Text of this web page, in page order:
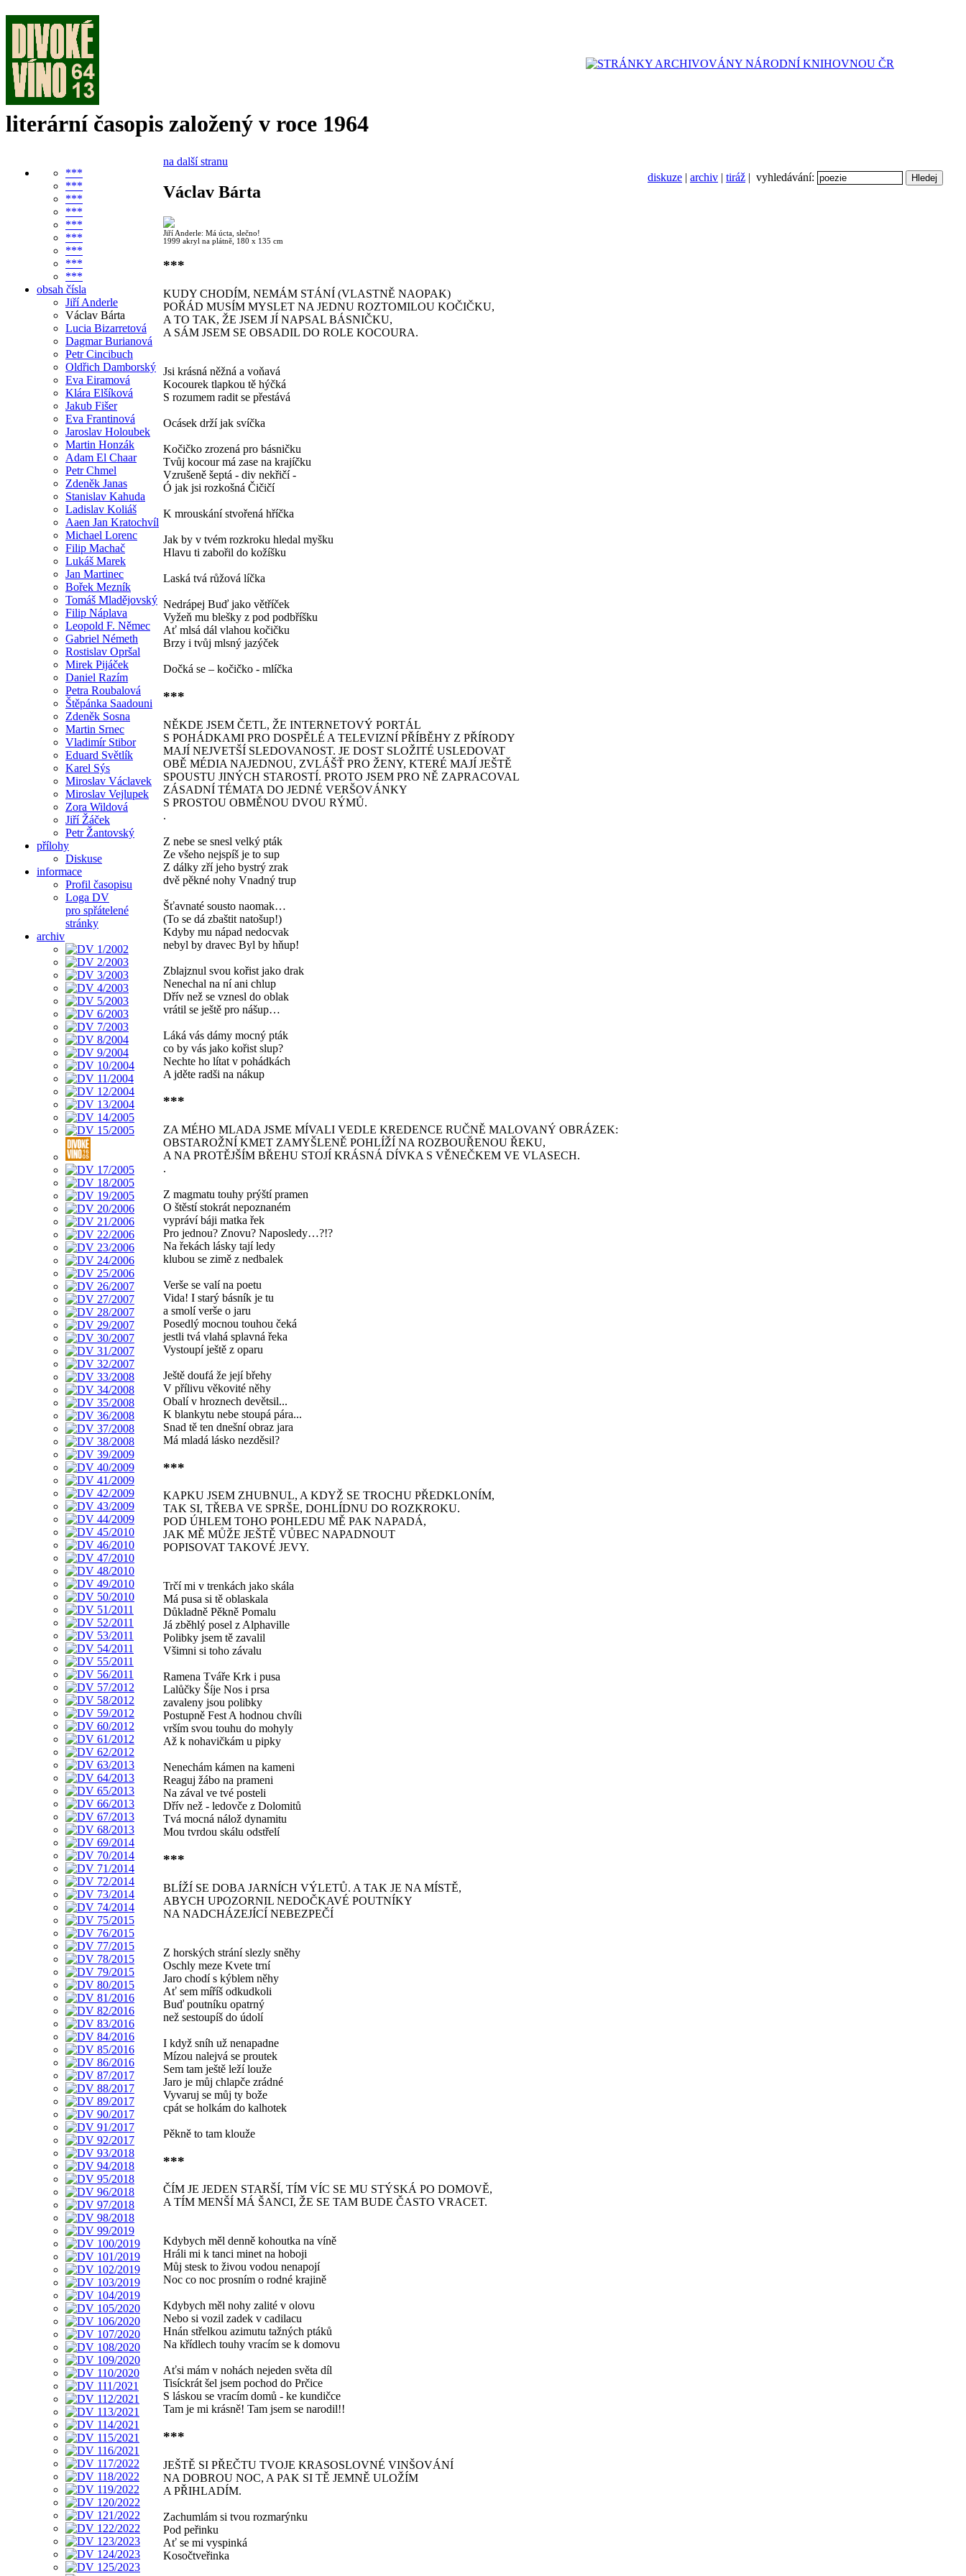
literární časopis založený v roce 1964
diskuze | archiv | tiráž | vyhledávání:
***
***
***
***
***
***
***
***
***
obsah čísla
Jiří Anderle
Václav Bárta
Lucia Bizarretová
Dagmar Burianová
Petr Cincibuch
Oldřich Damborský
Eva Eiramová
Klára Elšíková
Jakub Fišer
Eva Frantinová
Jaroslav Holoubek
Martin Honzák
Adam El Chaar
Petr Chmel
Zdeněk Janas
Stanislav Kahuda
Ladislav Koliáš
Aaen Jan Kratochvíl
Michael Lorenc
Filip Machač
Lukáš Marek
Jan Martinec
Bořek Mezník
Tomáš Mladějovský
Filip Náplava
Leopold F. Němec
Gabriel Németh
Rostislav Opršal
Mirek Pijáček
Daniel Razím
Petra Roubalová
Štěpánka Saadouni
Zdeněk Sosna
Martin Srnec
Vladimír Stibor
Eduard Světlík
Karel Sýs
Miroslav Václavek
Miroslav Vejlupek
Zora Wildová
Jiří Žáček
Petr Žantovský
přílohy
Diskuse
informace
Profil časopisu
Loga DV
pro spřátelené
stránky
archiv
na další stranu
Václav Bárta
Jiří Anderle: Má úcta, slečno!
1999 akryl na plátně, 180 x 135 cm
***
KUDY CHODÍM, NEMÁM STÁNÍ (VLASTNĚ NAOPAK)
POŘÁD MUSÍM MYSLET NA JEDNU ROZTOMILOU KOČIČKU,
A TO TAK, ŽE JSEM JÍ NAPSAL BÁSNIČKU,
A SÁM JSEM SE OBSADIL DO ROLE KOCOURA.
Jsi krásná něžná a voňavá
Kocourek tlapkou tě hýčká
S rozumem radit se přestává
Ocásek drží jak svíčka
Kočičko zrozená pro básničku
Tvůj kocour má zase na krajíčku
Vzrušeně šeptá - div nekřičí -
Ó jak jsi rozkošná Čičičí
K mrouskání stvořená hříčka
Jak by v tvém rozkroku hledal myšku
Hlavu ti zabořil do kožíšku
Laská tvá růžová líčka
Nedrápej Buď jako větříček
Vyžeň mu blešky z pod podbříšku
Ať mlsá dál vlahou kočičku
Brzy i tvůj mlsný jazýček
Dočká se – kočičko - mlíčka
***
NĚKDE JSEM ČETL, ŽE INTERNETOVÝ PORTÁL
S POHÁDKAMI PRO DOSPĚLÉ A TELEVIZNÍ PŘÍBĚHY Z PŘÍRODY
MAJÍ NEJVETŠÍ SLEDOVANOST. JE DOST SLOŽITÉ USLEDOVAT
OBĚ MÉDIA NAJEDNOU, ZVLÁŠŤ PRO ŽENY, KTERÉ MAJÍ JEŠTĚ
SPOUSTU JINÝCH STAROSTÍ. PROTO JSEM PRO NĚ ZAPRACOVAL
ZÁSADNÍ TÉMATA DO JEDNÉ VERŠOVÁNKY
S PROSTOU OBMĚNOU DVOU RÝMŮ.
.
Z nebe se snesl velký pták
Ze všeho nejspíš je to sup
Z dálky zří jeho bystrý zrak
dvě pěkné nohy Vnadný trup
Šťavnaté sousto naomak…
(To se dá zbaštit natošup!)
Kdyby mu nápad nedocvak
nebyl by dravec Byl by hňup!
Zblajznul svou kořist jako drak
Nenechal na ní ani chlup
Dřív než se vznesl do oblak
vrátil se ještě pro nášup…
Láká vás dámy mocný pták
co by vás jako kořist slup?
Nechte ho lítat v pohádkách
A jděte radši na nákup
***
ZA MÉHO MLADA JSME MÍVALI VEDLE KREDENCE RUČNĚ MALOVANÝ OBRÁZEK:
OBSTAROŽNÍ KMET ZAMYŠLENĚ POHLÍŽÍ NA ROZBOUŘENOU ŘEKU,
A NA PROTĚJŠÍM BŘEHU STOJÍ KRÁSNÁ DÍVKA S VĚNEČKEM VE VLASECH.
.
Z magmatu touhy prýští pramen
O štěstí stokrát nepoznaném
vypráví báji matka řek
Pro jednou? Znovu? Naposledy…?!?
Na řekách lásky tají ledy
klubou se zimě z nedbalek
Verše se valí na poetu
Vida! I starý básník je tu
a smolí verše o jaru
Posedlý mocnou touhou čeká
jestli tvá vlahá splavná řeka
Vystoupí ještě z oparu
Ještě doufá že její břehy
V přílivu věkovité něhy
Obalí v hroznech devětsil...
K blankytu nebe stoupá pára...
Snad tě ten dnešní obraz jara
Má mladá lásko nezděsil?
***
KAPKU JSEM ZHUBNUL, A KDYŽ SE TROCHU PŘEDKLONÍM,
TAK SI, TŘEBA VE SPRŠE, DOHLÍDNU DO ROZKROKU.
POD ÚHLEM TOHO POHLEDU MĚ PAK NAPADÁ,
JAK MĚ MŮŽE JEŠTĚ VŮBEC NAPADNOUT
POPISOVAT TAKOVÉ JEVY.
Trčí mi v trenkách jako skála
Má pusa si tě oblaskala
Důkladně Pěkně Pomalu
Já zběhlý posel z Alphaville
Polibky jsem tě zavalil
Všimni si toho závalu
Ramena Tváře Krk i pusa
Lalůčky Šíje Nos i prsa
zavaleny jsou polibky
Postupně Fest A hodnou chvíli
vrším svou touhu do mohyly
Až k nohavičkám u pipky
Nenechám kámen na kameni
Reaguj žábo na prameni
Na zával ve tvé posteli
Dřív než - ledovče z Dolomitů
Tvá mocná nálož dynamitu
Mou tvrdou skálu odstřelí
***
BLÍŽÍ SE DOBA JARNÍCH VÝLETŮ. A TAK JE NA MÍSTĚ,
ABYCH UPOZORNIL NEDOČKAVÉ POUTNÍKY
NA NADCHÁZEJÍCÍ NEBEZPEČÍ
Z horských strání slezly sněhy
Oschly meze Kvete trní
Jaro chodí s kýblem něhy
Ať sem míříš odkudkoli
Buď poutníku opatrný
než sestoupíš do údolí
I když sníh už nenapadne
Mízou nalejvá se proutek
Sem tam ještě leží louže
Jaro je můj chlapče zrádné
Vyvaruj se můj ty bože
cpát se holkám do kalhotek
Pěkně to tam klouže
***
ČÍM JE JEDEN STARŠÍ, TÍM VÍC SE MU STÝSKÁ PO DOMOVĚ,
A TÍM MENŠÍ MÁ ŠANCI, ŽE SE TAM BUDE ČASTO VRACET.
Kdybych měl denně kohoutka na víně
Hráli mi k tanci minet na hoboji
Můj stesk to živou vodou nenapojí
Noc co noc prosním o rodné krajině
Kdybych měl nohy zalité v olovu
Nebo si vozil zadek v cadilacu
Hnán střelkou azimutu tažných ptáků
Na křídlech touhy vracím se k domovu
Aťsi mám v nohách nejeden světa díl
Tisíckrát šel jsem pochod do Prčice
S láskou se vracím domů - ke kundičce
Tam je mi krásně! Tam jsem se narodil!!
***
JEŠTĚ SI PŘEČTU TVOJE KRASOSLOVNÉ VINŠOVÁNÍ
NA DOBROU NOC, A PAK SI TĚ JEMNĚ ULOŽÍM
A PŘIHLADÍM.
Zachumlám si tvou rozmarýnku
Pod peřinku
Ať se mi vyspinká
Kosočtveřinka